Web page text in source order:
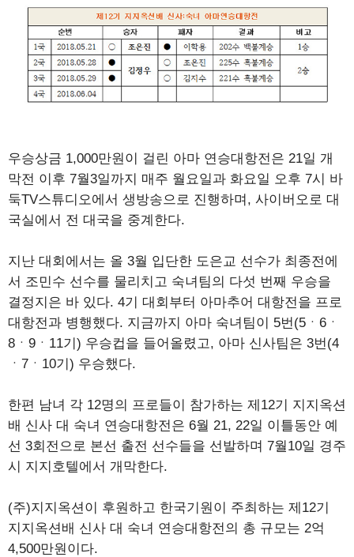
우승상금 1,000만원이 걸린 아마 연승대항전은 21일 개
막전 이후 7월3일까지 매주 월요일과 화요일 오후 7시 바
둑TV스튜디오에서 생방송으로 진행하며, 사이버오로 대
국실에서 전 대국을 중계한다.
지난 대회에서는 올 3월 입단한 도은교 선수가 최종전에
서 조민수 선수를 물리치고 숙녀팀의 다섯 번째 우승을
결정지은 바 있다. 4기 대회부터 아마추어 대항전을 프로
대항전과 병행했다. 지금까지 아마 숙녀팀이 5번(5ㆍ6ㆍ
8ㆍ9ㆍ11기) 우승컵을 들어올렸고, 아마 신사팀은 3번(4
ㆍ7ㆍ10기) 우승했다.
한편 남녀 각 12명의 프로들이 참가하는 제12기 지지옥션
배 신사 대 숙녀 연승대항전은 6월 21, 22일 이틀동안 예
선 3회전으로 본선 출전 선수들을 선발하며 7월10일 경주
시 지지호텔에서 개막한다.
(주)지지옥션이 후원하고 한국기원이 주최하는 제12기
지지옥션배 신사 대 숙녀 연승대항전의 총 규모는 2억
4,500만원이다.